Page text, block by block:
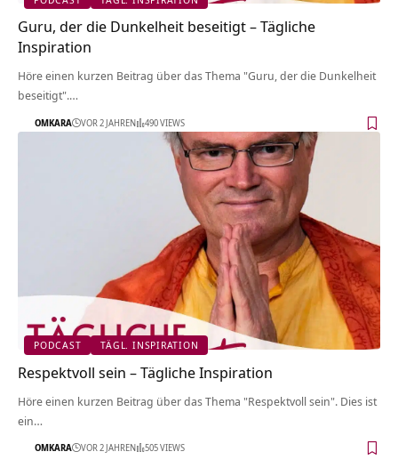
Guru, der die Dunkelheit beseitigt – Tägliche
Inspiration
Höre einen kurzen Beitrag über das Thema "Guru, der die Dunkelheit
beseitigt".…
OMKARA VOR 2 JAHREN 490 VIEWS
PODCAST TÄGL. INSPIRATION
Respektvoll sein – Tägliche Inspiration
Höre einen kurzen Beitrag über das Thema "Respektvoll sein". Dies ist
ein…
OMKARA VOR 2 JAHREN 505 VIEWS